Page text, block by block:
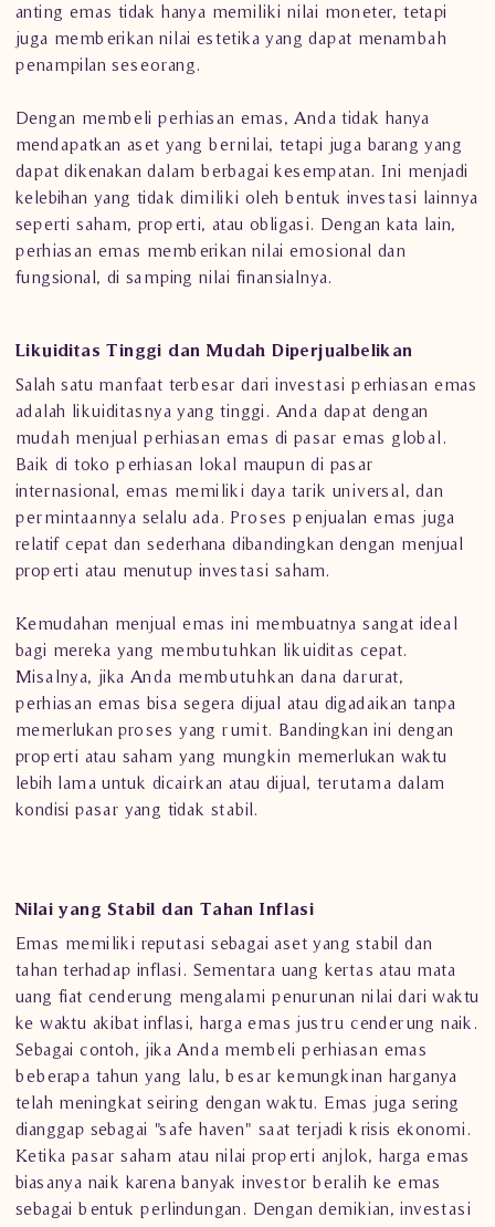
anting emas tidak hanya memiliki nilai moneter, tetapi
juga memberikan nilai estetika yang dapat menambah
penampilan seseorang.
Dengan membeli perhiasan emas, Anda tidak hanya
mendapatkan aset yang bernilai, tetapi juga barang yang
dapat dikenakan dalam berbagai kesempatan. Ini menjadi
kelebihan yang tidak dimiliki oleh bentuk investasi lainnya
seperti saham, properti, atau obligasi. Dengan kata lain,
perhiasan emas memberikan nilai emosional dan
fungsional, di samping nilai finansialnya.
Likuiditas Tinggi dan Mudah Diperjualbelikan
Salah satu manfaat terbesar dari investasi perhiasan emas
adalah likuiditasnya yang tinggi. Anda dapat dengan
mudah menjual perhiasan emas di pasar emas global.
Baik di toko perhiasan lokal maupun di pasar
internasional, emas memiliki daya tarik universal, dan
permintaannya selalu ada. Proses penjualan emas juga
relatif cepat dan sederhana dibandingkan dengan menjual
properti atau menutup investasi saham.
Kemudahan menjual emas ini membuatnya sangat ideal
bagi mereka yang membutuhkan likuiditas cepat.
Misalnya, jika Anda membutuhkan dana darurat,
perhiasan emas bisa segera dijual atau digadaikan tanpa
memerlukan proses yang rumit. Bandingkan ini dengan
properti atau saham yang mungkin memerlukan waktu
lebih lama untuk dicairkan atau dijual, terutama dalam
kondisi pasar yang tidak stabil.
Nilai yang Stabil dan Tahan Inflasi
Emas memiliki reputasi sebagai aset yang stabil dan
tahan terhadap inflasi. Sementara uang kertas atau mata
uang fiat cenderung mengalami penurunan nilai dari waktu
ke waktu akibat inflasi, harga emas justru cenderung naik.
Sebagai contoh, jika Anda membeli perhiasan emas
beberapa tahun yang lalu, besar kemungkinan harganya
telah meningkat seiring dengan waktu. Emas juga sering
dianggap sebagai "safe haven" saat terjadi krisis ekonomi.
Ketika pasar saham atau nilai properti anjlok, harga emas
biasanya naik karena banyak investor beralih ke emas
sebagai bentuk perlindungan. Dengan demikian, investasi